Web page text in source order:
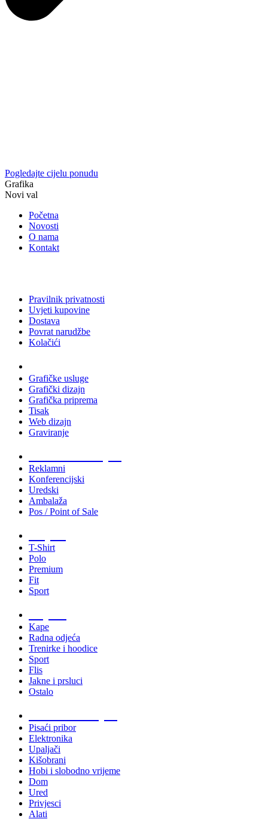
Pogledajte cijelu ponudu
Grafika
Novi val
Početna
Novosti
O nama
Kontakt
Pravilnik privatnosti
Uvjeti kupovine
Dostava
Povrat narudžbe
Kolačići
Grafičke usluge
Grafički dizajn
Grafička priprema
Tisak
Web dizajn
Graviranje
Reklamni
Konferencijski
Uredski
Ambalaža
Pos / Point of Sale
T-Shirt
Polo
Premium
Fit
Sport
Kape
Radna odjeća
Trenirke i hoodice
Sport
Flis
Jakne i prsluci
Ostalo
Pisaći pribor
Elektronika
Upaljači
Kišobrani
Hobi i slobodno vrijeme
Dom
Ured
Privjesci
Alati